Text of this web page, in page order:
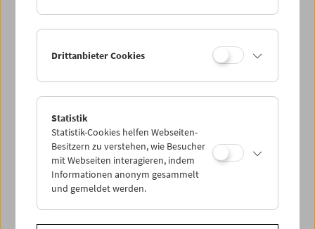
So 14.7.
PROGRAMM ÜBERBLICK
Drittanbieter Cookies
Statistik
Statistik-Cookies helfen Webseiten-
Besitzern zu verstehen, wie Besucher
mit Webseiten interagieren, indem
Informationen anonym gesammelt
und gemeldet werden.